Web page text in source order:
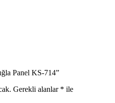
Panel KS-714”
Gerekli alanlar * ile